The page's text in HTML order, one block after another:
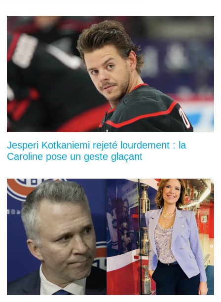
Jesperi Kotkaniemi rejeté lourdement : la
Caroline pose un geste glaçant